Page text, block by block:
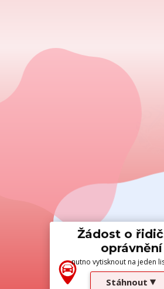
Žádost o
oprávnění
nutno vytisknout na jeden
Stáhnout